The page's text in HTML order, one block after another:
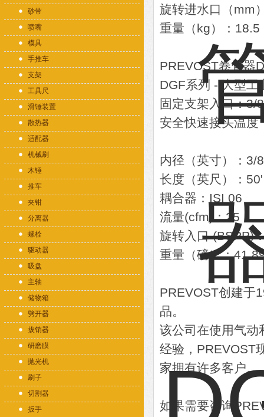
砂带
喷嘴
模具
手推车
支架
工具尺
滑锤装置
散热器
适配器
机械刷
木锤
推车
夹钳
分离器
螺栓
驱动器
吸盘
主轴
储物箱
劈开器
拔销器
研磨膜
抛光机
刷子
切割器
扳手
旋转进水口（mm
重量（kg）：18.5
PREVOST卷管器
DGF系列 - 大型工
固定支架入口：3/
安全快速接头温度
内径（英寸）：3/
长度（英尺）：50'
耦合器：ISI 06
流量(cfm)：25
旋转入口 (BSPP)
重量（磅）：
PREVOST创建于
品。
该公司在使用气动
经验，PREVOST
家拥有许多客户。
如果需要咨询